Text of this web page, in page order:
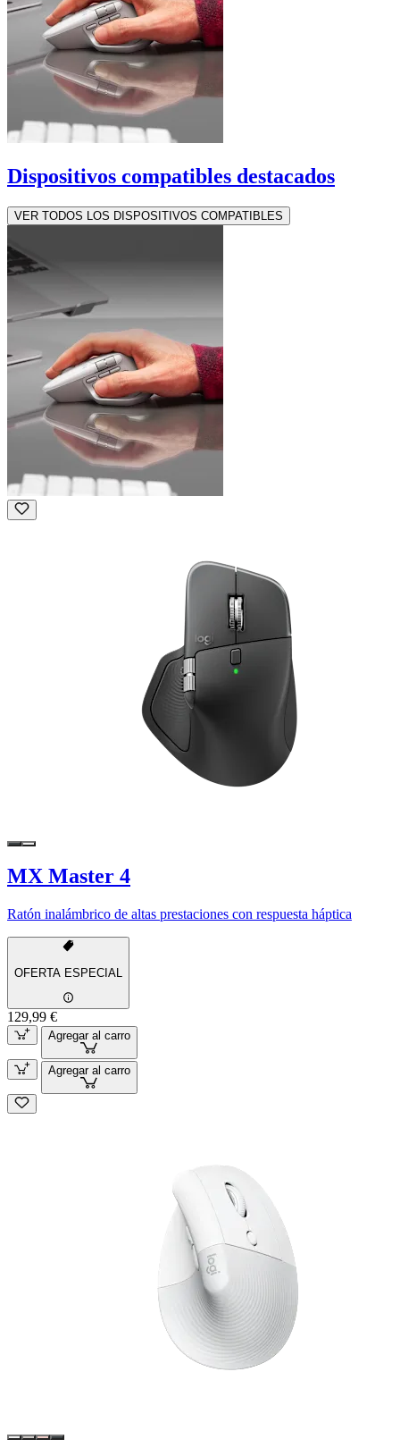
Dispositivos compatibles destacados
VER TODOS LOS DISPOSITIVOS COMPATIBLES
MX Master 4
Ratón inalámbrico de altas prestaciones con respuesta háptica
OFERTA ESPECIAL
129,99 €
Agregar al carro
Agregar al carro